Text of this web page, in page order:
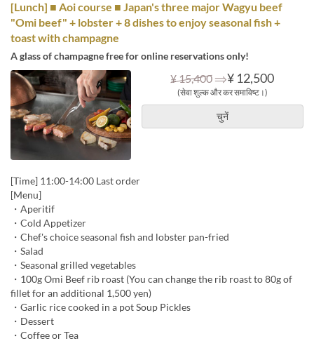
[Lunch] ■ Aoi course ■ Japan's three major Wagyu beef
"Omi beef" + lobster + 8 dishes to enjoy seasonal fish +
toast with champagne
A glass of champagne free for online reservations only!
¥ 15,400 ⇒¥ 12,500
(सेवा शुल्क और कर समाविष्ट।)
चुनें
[Time] 11:00-14:00 Last order
[Menu]
・Aperitif
・Cold Appetizer
・Chef's choice seasonal fish and lobster pan-fried
・Salad
・Seasonal grilled vegetables
・100g Omi Beef rib roast (You can change the rib roast to 80g of
fillet for an additional 1,500 yen)
・Garlic rice cooked in a pot Soup Pickles
・Dessert
・Coffee or Tea